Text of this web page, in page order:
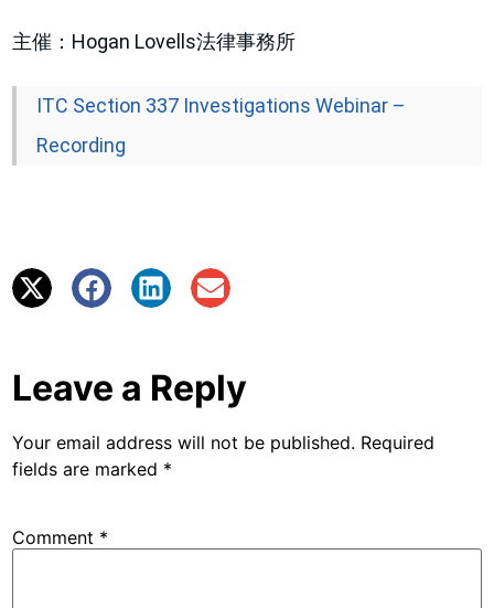
主催：Hogan Lovells法律事務所
ITC Section 337 Investigations Webinar –
Recording
Leave a Reply
Your email address will not be published. Required
fields are marked *
Comment *